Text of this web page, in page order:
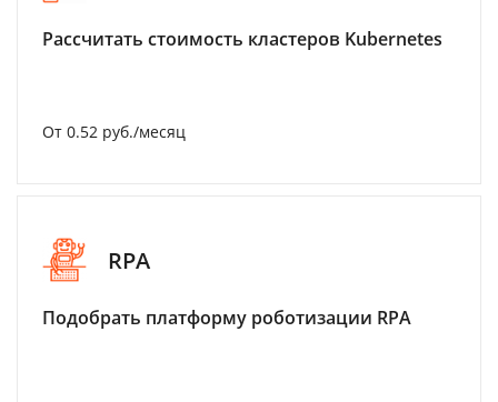
Рассчитать стоимость кластеров Kubernetes
От 0.52 руб./месяц
RPA
Подобрать платформу роботизации RPA